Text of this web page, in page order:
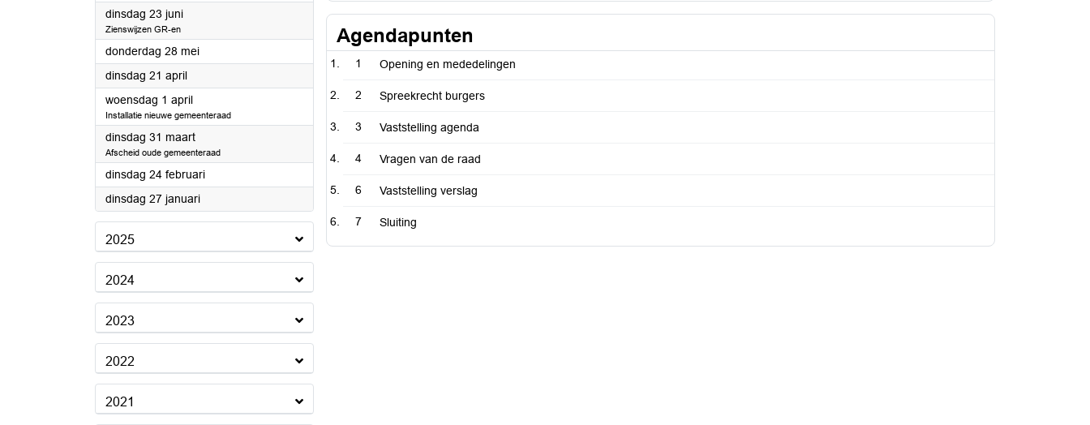
dinsdag 23 juni2026
Zienswijzen GR-en
donderdag 28 mei2026
dinsdag 21 april2026
woensdag 1 april2026
Installatie nieuwe gemeenteraad
dinsdag 31 maart2026
Afscheid oude gemeenteraad
dinsdag 24 februari2026
dinsdag 27 januari2026
2025
2024
2023
2022
2021
Agendapunten
1 Opening en mededelingen
2 Spreekrecht burgers
3 Vaststelling agenda
4 Vragen van de raad
6 Vaststelling verslag
7 Sluiting